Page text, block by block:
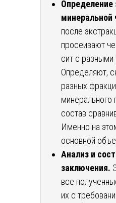
Определение
минеральной
после
просеивают
сит с
Определяют,
разных
минерального
состав
Именно на
основной
Анализ и
заключения.
все
их с